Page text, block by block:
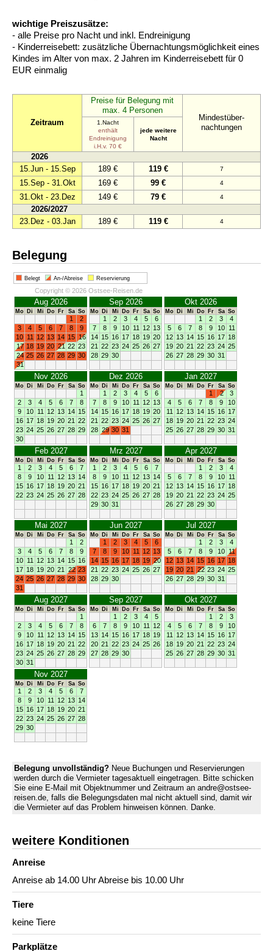
wichtige Preiszusätze:
- alle Preise pro Nacht und inkl. Endreinigung
- Kinderreisebett: zusätzliche Übernachtungsmöglichkeit eines
Kindes im Alter von max. 2 Jahren im Kinderreisebett für 0
EUR einmalig
Zeitraum
Preise für Belegung mit
max. 4 Personen
Mindestüber-
nachtungen
1.Nacht
enthält
Endreinigung
i.H.v. 70 €
jede weitere
Nacht
2026
15.Jun - 15.Sep
189 € 119 € 7
15.Sep - 31.Okt 169 € 99 € 4
31.Okt - 23.Dez 149 € 79 € 4
2026/2027
23.Dez - 03.Jan
189 € 119 € 4
Belegung
Belegt An-/Abreise Reservierung
Copyright © 2026 Ostsee-Reisen.de
Aug 2026
Mo Di Mi Do Fr Sa So
1
2
3
4 5 6 7 8
9
10 11 12 13 14 15 16
17 18 19 20 21 22 23
24 25 26 27 28 29 30
31
Sep 2026
Mo Di Mi Do Fr Sa So
1 2 3 4 5
6
7
8 9 10 11 12 13
14 15 16 17 18 19 20
21
22 23 24 25 26 27
28 29 30
Okt 2026
Mo Di Mi Do Fr Sa So
1 2 3
4
5
6 7 8 9 10 11
12 13 14 15 16 17 18
19 20 21 22 23 24 25
26 27 28 29 30 31
Nov 2026
Mo Di Mi Do Fr Sa So
1
2
3 4 5 6 7
8
9
10 11 12 13 14 15
16 17 18 19 20 21
22
23 24 25 26 27 28 29
30
Dez 2026
Mo Di Mi Do Fr Sa So
1 2 3 4 5
6
7
8 9 10 11 12 13
14 15 16 17 18 19 20
21
22 23 24 25 26 27
28 29 30 31
Jan 2027
Mo Di Mi Do Fr Sa So
1 2
3
4
5 6 7 8 9
10
11
12 13 14 15 16 17
18 19 20 21 22 23 24
25 26 27 28 29 30 31
Feb 2027
Mo Di Mi Do Fr Sa So
1 2 3 4 5 6
7
8
9 10 11 12 13 14
15 16 17 18 19 20 21
22 23 24 25 26 27 28
Mrz 2027
Mo Di Mi Do Fr Sa So
1 2 3 4 5 6
7
8
9 10 11 12 13 14
15 16 17 18 19 20 21
22 23 24 25 26 27 28
29 30 31
Apr 2027
Mo Di Mi Do Fr Sa So
1 2 3
4
5
6 7 8 9 10 11
12 13 14 15 16 17 18
19 20 21 22 23 24 25
26 27 28 29 30
Mai 2027
Mo Di Mi Do Fr Sa So
1
2
3
4 5 6 7 8
9
10 11 12 13 14 15 16
17 18 19 20 21 22 23
24 25 26 27 28 29 30
31
Jun 2027
Mo Di Mi Do Fr Sa So
1 2 3 4 5
6
7
8 9 10 11 12 13
14 15 16 17 18 19 20
21
22 23 24 25 26 27
28 29 30
Jul 2027
Mo Di Mi Do Fr Sa So
1 2 3
4
5
6 7 8 9 10 11
12 13 14 15 16 17 18
19 20 21 22 23 24 25
26 27 28 29 30 31
Aug 2027
Mo Di Mi Do Fr Sa So
1
2
3 4 5 6 7
8
9
10 11 12 13 14 15
16 17 18 19 20 21
22
23 24 25 26 27 28 29
30 31
Sep 2027
Mo Di Mi Do Fr Sa So
1 2 3 4
5
6
7 8 9 10 11
12
13 14 15 16 17 18 19
20 21 22 23 24 25 26
27 28 29 30
Okt 2027
Mo Di Mi Do Fr Sa So
1 2
3
4
5 6 7 8 9
10
11
12 13 14 15 16 17
18 19 20 21 22 23 24
25 26 27 28 29 30 31
Nov 2027
Mo Di Mi Do Fr Sa So
1 2 3 4 5 6
7
8
9 10 11 12 13 14
15 16 17 18 19 20 21
22 23 24 25 26 27 28
29 30
Belegung unvollständig? Neue Buchungen und Reservierungen
werden durch die Vermieter tagesaktuell eingetragen. Bitte schicken
Sie eine E-Mail mit Objektnummer und Zeitraum an andre@ostsee-
reisen.de, falls die Belegungsdaten mal nicht aktuell sind, damit wir
die Vermieter auf das Problem hinweisen können. Danke.
weitere Konditionen
Anreise
Anreise ab 14.00 Uhr Abreise bis 10.00 Uhr
Tiere
keine Tiere
Parkplätze